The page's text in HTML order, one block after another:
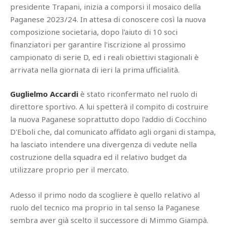
presidente Trapani, inizia a comporsi il mosaico della
Paganese 2023/24. In attesa di conoscere così la nuova
composizione societaria, dopo l'aiuto di 10 soci
finanziatori per garantire l'iscrizione al prossimo
campionato di serie D, ed i reali obiettivi stagionali è
arrivata nella giornata di ieri la prima ufficialità.
Guglielmo Accardi è stato riconfermato nel ruolo di
direttore sportivo. A lui spetterà il compito di costruire
la nuova Paganese soprattutto dopo l'addio di Cocchino
D'Eboli che, dal comunicato affidato agli organi di stampa,
ha lasciato intendere una divergenza di vedute nella
costruzione della squadra ed il relativo budget da
utilizzare proprio per il mercato.
Adesso il primo nodo da scogliere è quello relativo al
ruolo del tecnico ma proprio in tal senso la Paganese
sembra aver già scelto il successore di Mimmo Giampà.